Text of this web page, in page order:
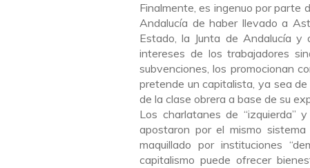
Finalmente, es ingenuo por parte
Andalucía de haber llevado a
Estado, la Junta de Andalucía
intereses de los trabajadores
subvenciones, los promocionan
pretende un capitalista, ya sea
de la clase obrera a base de su
Los charlatanes de “izquierda”
apostaron por el mismo
maquillado por instituciones
capitalismo puede ofrecer